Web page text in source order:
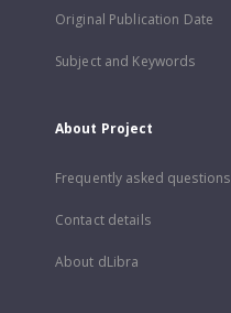
Original Publication Date
Subject and Keywords
About Project
Frequently asked questions
Contact details
About dLibra